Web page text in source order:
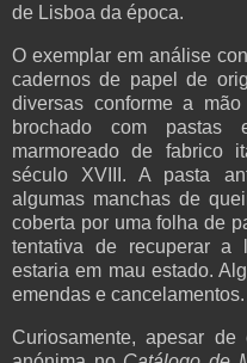
de Lisboa da época.
O exemplar em análise
cadernos de papel de
diversas conforme a
brochado com pastas
marmoreado de fabrico
século XVIII. A pasta
algumas manchas de
coberta por uma folha de
tentativa de recuperar a
estaria em mau estado.
emendas e cancelamentos.
Curiosamente, apesar